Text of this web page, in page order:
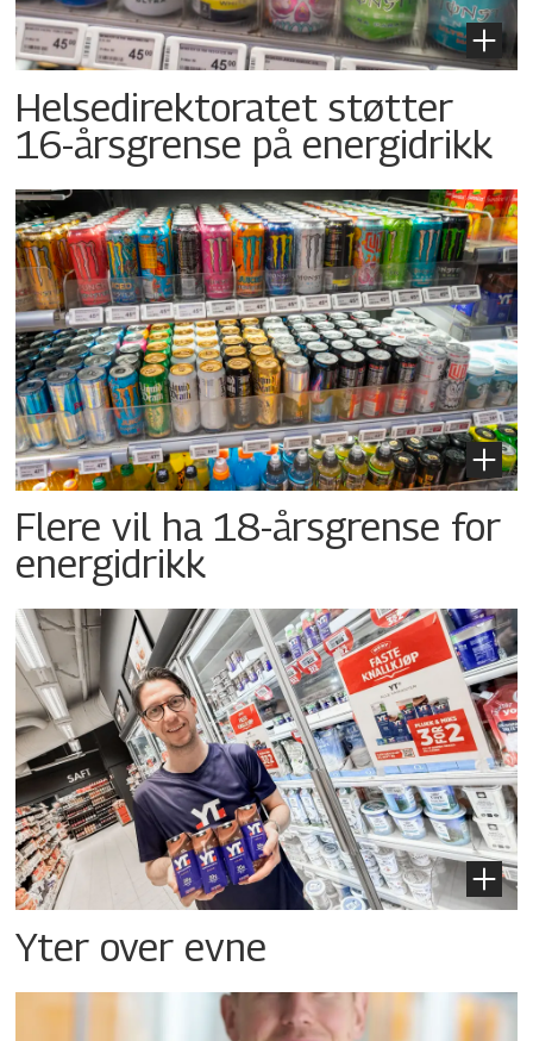
Helsedirektoratet støtter
16-årsgrense på energidrikk
Flere vil ha 18-årsgrense for
energidrikk
Yter over evne